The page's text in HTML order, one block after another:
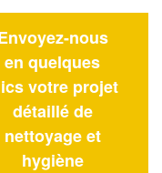
nous
en quelques
votre projet
détaillé de
nettoyage et
hygiène